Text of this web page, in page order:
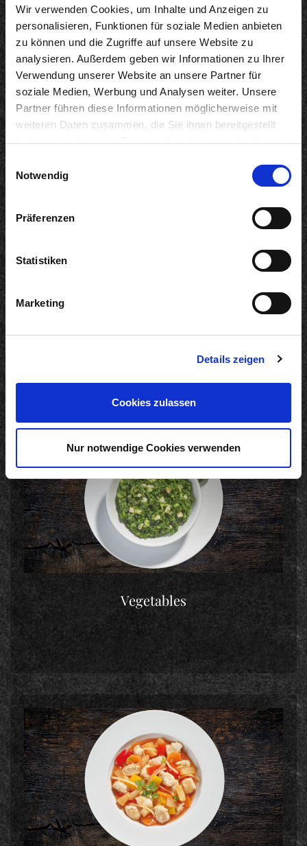
Wir verwenden Cookies, um Inhalte und Anzeigen zu
personalisieren, Funktionen für soziale Medien anbieten
zu können und die Zugriffe auf unsere Website zu
analysieren. Außerdem geben wir Informationen zu Ihrer
Verwendung unserer Website an unsere Partner für
soziale Medien, Werbung und Analysen weiter. Unsere
Partner führen diese Informationen möglicherweise mit
weiteren Daten zusammen, die Sie ihnen bereitgestellt
haben oder die sie im Rahmen Ihrer Nutzung der Dienste
Cookies, wenn Sie unsere Webseite weiterhin nutzen.
Notwendig
Präferenzen
Statistiken
Marketing
Details zeigen
Cookies zulassen
Nur notwendige Cookies verwenden
Salads
Vegetables